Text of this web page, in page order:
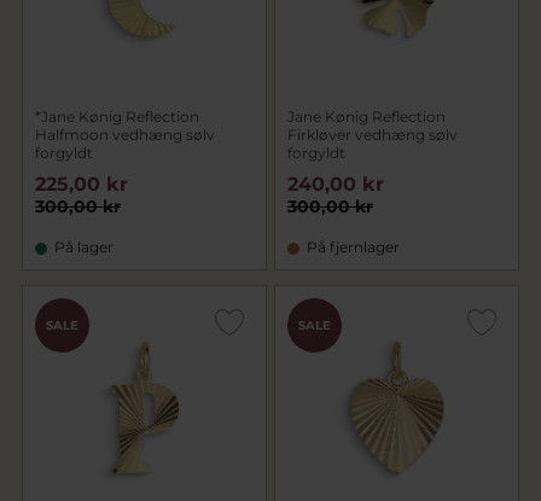
*Jane Kønig Reflection
Halfmoon vedhæng sølv
forgyldt
300,00 kr
225,00 kr
På lager
Jane Kønig Reflection
Firkløver vedhæng sølv
forgyldt
300,00 kr
240,00 kr
På fjernlager
SALE SALE